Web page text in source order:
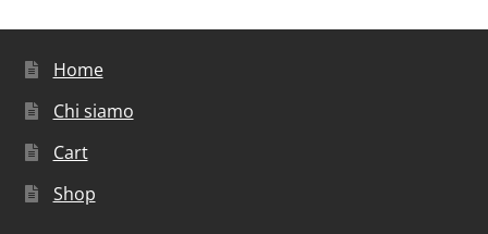
Home
Chi siamo
Cart
Shop